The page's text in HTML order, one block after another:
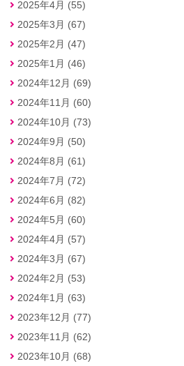
2025年4月 (55)
2025年3月 (67)
2025年2月 (47)
2025年1月 (46)
2024年12月 (69)
2024年11月 (60)
2024年10月 (73)
2024年9月 (50)
2024年8月 (61)
2024年7月 (72)
2024年6月 (82)
2024年5月 (60)
2024年4月 (57)
2024年3月 (67)
2024年2月 (53)
2024年1月 (63)
2023年12月 (77)
2023年11月 (62)
2023年10月 (68)